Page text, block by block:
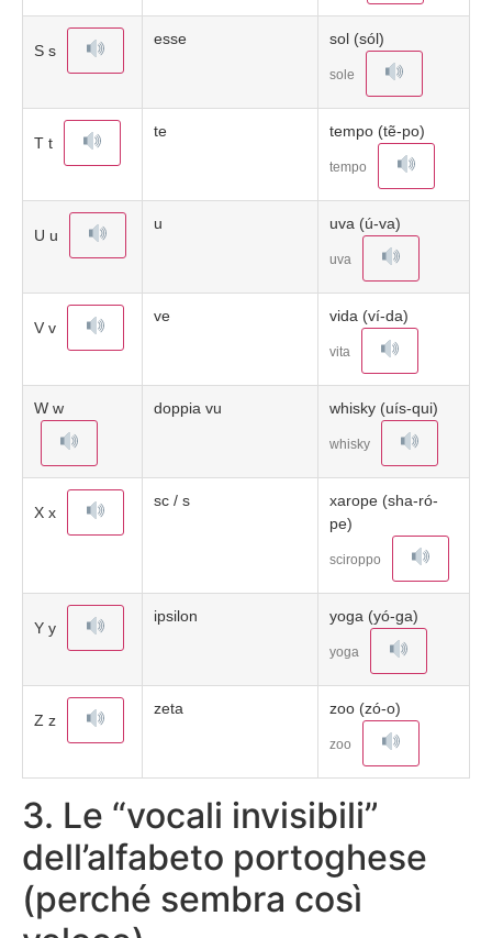
S s
esse sol (sól)
sole
T t
te tempo (tẽ-po)
tempo
U u
u uva (ú-va)
uva
V v
ve vida (ví-da)
vita
W w doppia vu whisky (uís-qui)
whisky
X x
sc / s
xarope (sha-ró-
pe)
sciroppo
Y y
ipsilon yoga (yó-ga)
yoga
Z z
zeta zoo (zó-o)
zoo
3. Le “vocali invisibili”
dell’alfabeto portoghese
(perché sembra così